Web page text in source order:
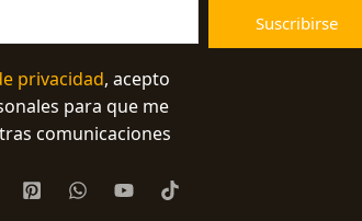
privacidad, acepto
para que me
comunicaciones
Suscribirse